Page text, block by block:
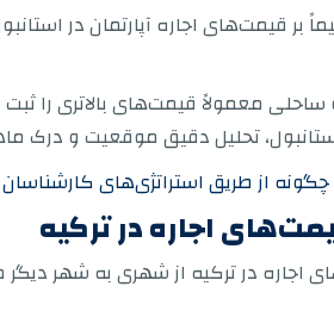
بر قیمت‌های اجاره آپارتمان در
معمولاً قیمت‌های بالاتری را
تحلیل دقیق موقعیت و درک
از طریق استراتژی‌های کارشناسان
اجاره در ترکیه
اجاره در ترکیه از شهری به شهر